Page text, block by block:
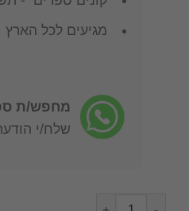
מגיעים לכל הארץ
מחפש/ת
שלח/י הודעה: 050-722-
כמות של האודיסאה מאת הומרוס